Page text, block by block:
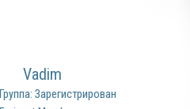
Vadim
Группа: Зарегистрирован